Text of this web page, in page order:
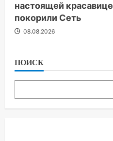
настоящей
покорили Сеть
08.08.2026
ПОИСК